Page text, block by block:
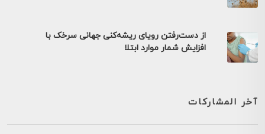
از دست‌رفتن رویای ریشه‌کنی جهانی سرخک با
افزایش شمار موارد ابتلا
آخر المشاركات